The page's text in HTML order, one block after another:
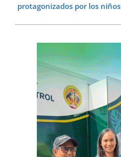
protagonizados por los niños